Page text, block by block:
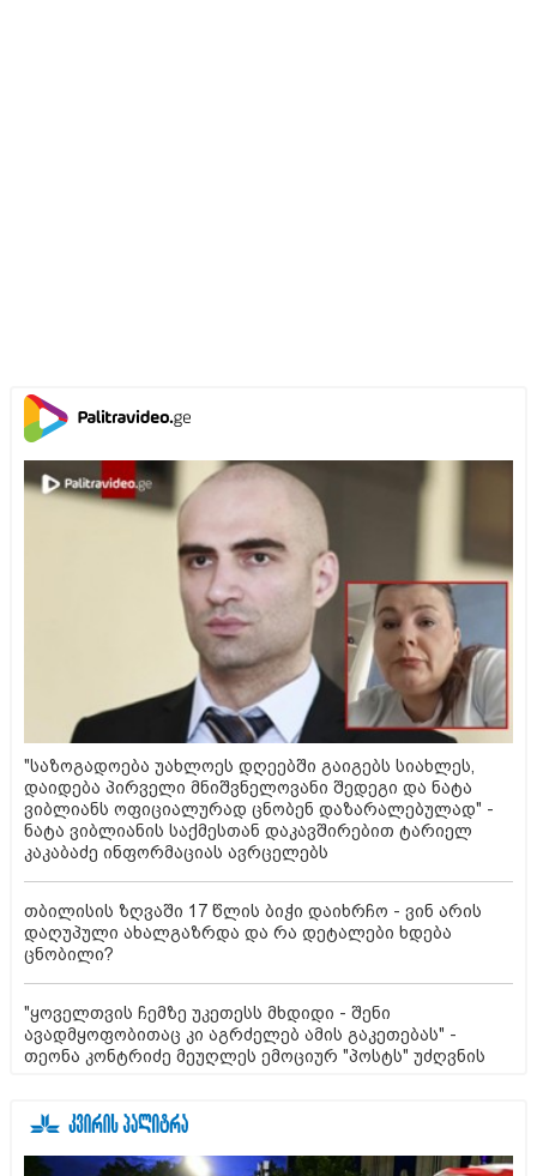
"საზოგადოება უახლოეს დღეებში გაიგებს სიახლეს,
დაიდება პირველი მნიშვნელოვანი შედეგი და ნატა
ვიბლიანს ოფიციალურად ცნობენ დაზარალებულად" -
ნატა ვიბლიანის საქმესთან დაკავშირებით ტარიელ
კაკაბაძე ინფორმაციას ავრცელებს
თბილისის ზღვაში 17 წლის ბიჭი დაიხრჩო - ვინ არის
დაღუპული ახალგაზრდა და რა დეტალები ხდება
ცნობილი?
"ყოველთვის ჩემზე უკეთესს მხდიდი - შენი
ავადმყოფობითაც კი აგრძელებ ამის გაკეთებას" -
თეონა კონტრიძე მეუღლეს ემოციურ "პოსტს" უძღვნის